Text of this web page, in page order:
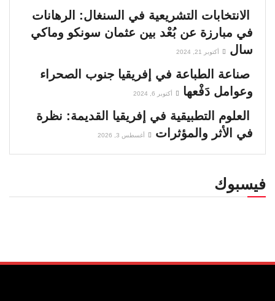
الانتخابات التشريعية في السنغال: الرهانات
في مبارزة عن بُعْد بين عثمان سونكو وماكي
سال
أكتوبر 21, 2024
صناعة الطباعة في إفريقيا جنوب الصحراء
وعوامل دَفْعها
أكتوبر 6, 2024
العلوم التطبيقية في إفريقيا القديمة: نظرة
في الأثر والمؤثرات
أغسطس 3, 2026
فيسبوك